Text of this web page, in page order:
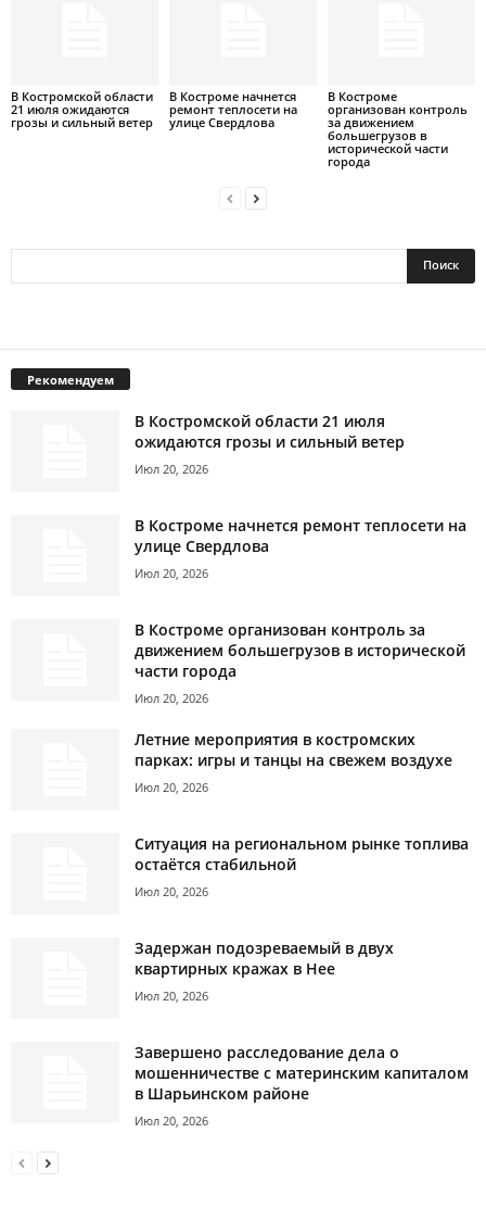
В Костромской области
21 июля ожидаются
грозы и сильный ветер
В Костроме начнется
ремонт теплосети на
улице Свердлова
В Костроме
организован контроль
за движением
большегрузов в
исторической части
города
Рекомендуем
В Костромской области 21 июля
ожидаются грозы и сильный ветер
Июл 20, 2026
В Костроме начнется ремонт теплосети на
улице Свердлова
Июл 20, 2026
В Костроме организован контроль за
движением большегрузов в исторической
части города
Июл 20, 2026
Летние мероприятия в костромских
парках: игры и танцы на свежем воздухе
Июл 20, 2026
Ситуация на региональном рынке топлива
остаётся стабильной
Июл 20, 2026
Задержан подозреваемый в двух
квартирных кражах в Нее
Июл 20, 2026
Завершено расследование дела о
мошенничестве с материнским капиталом
в Шарьинском районе
Июл 20, 2026